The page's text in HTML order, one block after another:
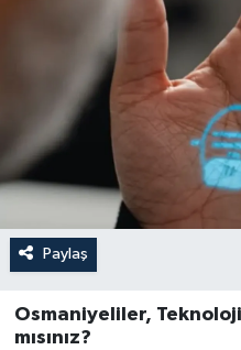
Paylaş
Osmaniyeliler,
mısınız?